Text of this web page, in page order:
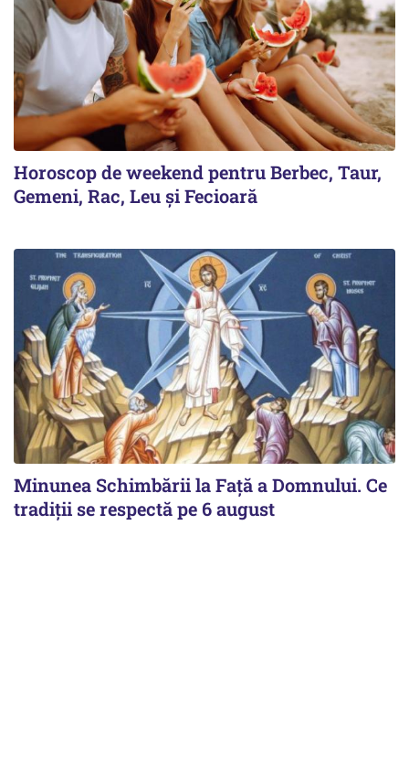
Horoscop de weekend pentru Berbec, Taur,
Gemeni, Rac, Leu și Fecioară
Minunea Schimbării la Față a Domnului. Ce
tradiții se respectă pe 6 august